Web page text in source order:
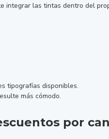
integrar las tintas dentro del
tipografías disponibles.
más cómodo.
por